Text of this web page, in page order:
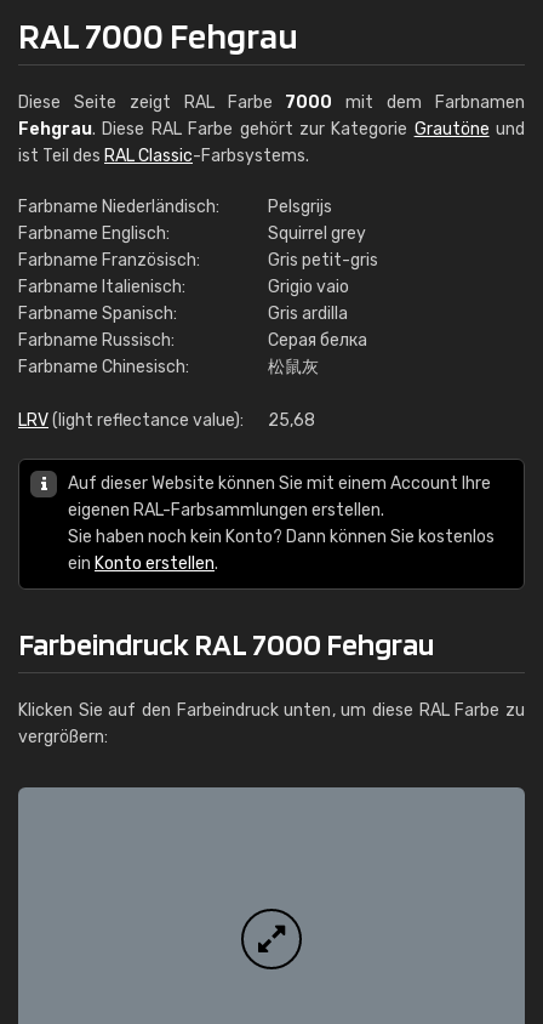
RAL 7000 Fehgrau
Diese Seite zeigt RAL Farbe 7000 mit dem Farbnamen
Fehgrau. Diese RAL Farbe gehört zur Kategorie Grautöne und
ist Teil des RAL Classic-Farbsystems.
Farbname Niederländisch:
Pelsgrijs
Farbname Englisch:
Squirrel grey
Farbname Französisch:
Gris petit-gris
Farbname Italienisch:
Grigio vaio
Farbname Spanisch:
Gris ardilla
Farbname Russisch:
Серая белка
Farbname Chinesisch:
松鼠灰
LRV(light reflectance value): 25,68
Auf dieser Website können Sie mit einem Account Ihre
eigenen RAL-Farbsammlungen erstellen.
Sie haben noch kein Konto? Dann können Sie kostenlos
ein Konto erstellen.
Farbeindruck RAL 7000 Fehgrau
Klicken Sie auf den Farbeindruck unten, um diese RAL Farbe zu
vergrößern: